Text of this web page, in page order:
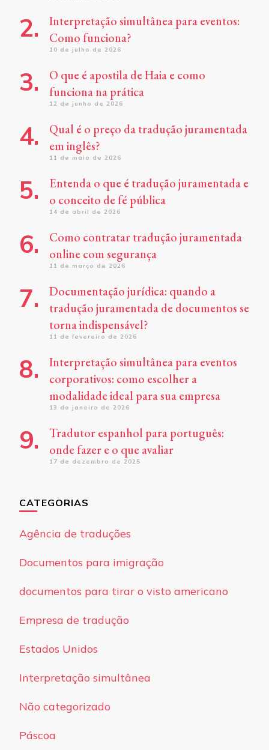
Interpretação simultânea para eventos:
Como funciona?
10 de julho de 2026
O que é apostila de Haia e como
funciona na prática
12 de junho de 2026
Qual é o preço da tradução juramentada
em inglês?
11 de maio de 2026
Entenda o que é tradução juramentada e
o conceito de fé pública
14 de abril de 2026
Como contratar tradução juramentada
online com segurança
11 de março de 2026
Documentação jurídica: quando a
tradução juramentada de documentos se
torna indispensável?
11 de fevereiro de 2026
Interpretação simultânea para eventos
corporativos: como escolher a
modalidade ideal para sua empresa
13 de janeiro de 2026
Tradutor espanhol para português:
onde fazer e o que avaliar
17 de dezembro de 2025
CATEGORIAS
Agência de traduções
Documentos para imigração
documentos para tirar o visto americano
Empresa de tradução
Estados Unidos
Interpretação simultânea
Não categorizado
Páscoa